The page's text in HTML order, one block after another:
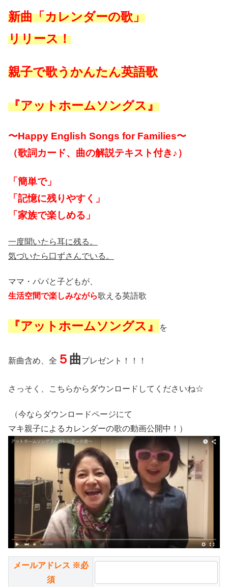
新曲「カレンダーの歌」
リリース！
親子で歌うかんたん英語歌
『アットホームソングス』
〜Happy English Songs for Families〜
（歌詞カード、曲の解説テキスト付き♪）
「簡単で」
「記憶に残りやすく」
「家族で楽しめる」
一度聞いたら耳に残る。
気づいたら口ずさんでいる。
ママ・パパと子どもが、
生活空間で楽しみながら歌える英語歌
『アットホームソングス』 を
新曲含め、全 ５ 曲プレゼント！！！
さっそく、こちらからダウンロードしてくださいね☆
（今ならダウンロードページにて
マキ親子によるカレンダーの歌の動画公開中！）
メールアドレス ※必
須